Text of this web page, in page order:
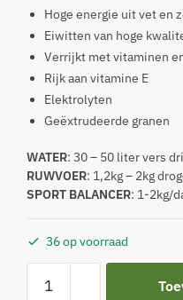
Hoge energie uit vet en
Eiwitten van hoge
Verrijkt met vitaminen
Rijk aan vitamine E
Elektrolyten
Geëxtrudeerde granen
WATER: 30 – 50 liter vers
RUWVOER: 1,2kg – 2kg
SPORT BALANCER: 1-2kg/
36 op voorraad
Sport